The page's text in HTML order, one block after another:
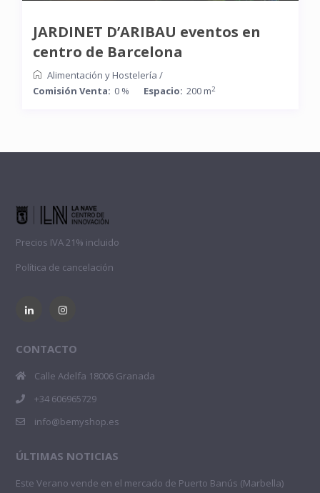
JARDINET D’ARIBAU eventos en
centro de Barcelona
Alimentación y Hostelería /
Comisión Venta: 0 % Espacio: 200 m2
Precios IVA 21% incluido
Política de cancelación
CONTACTO
Calle Adelfa 18006 Granada
+34 606965729
info@bemyshop.es
ÚLTIMAS NOTICIAS
Este Verano vende en el mercado de Puerto Banús (Marbella)